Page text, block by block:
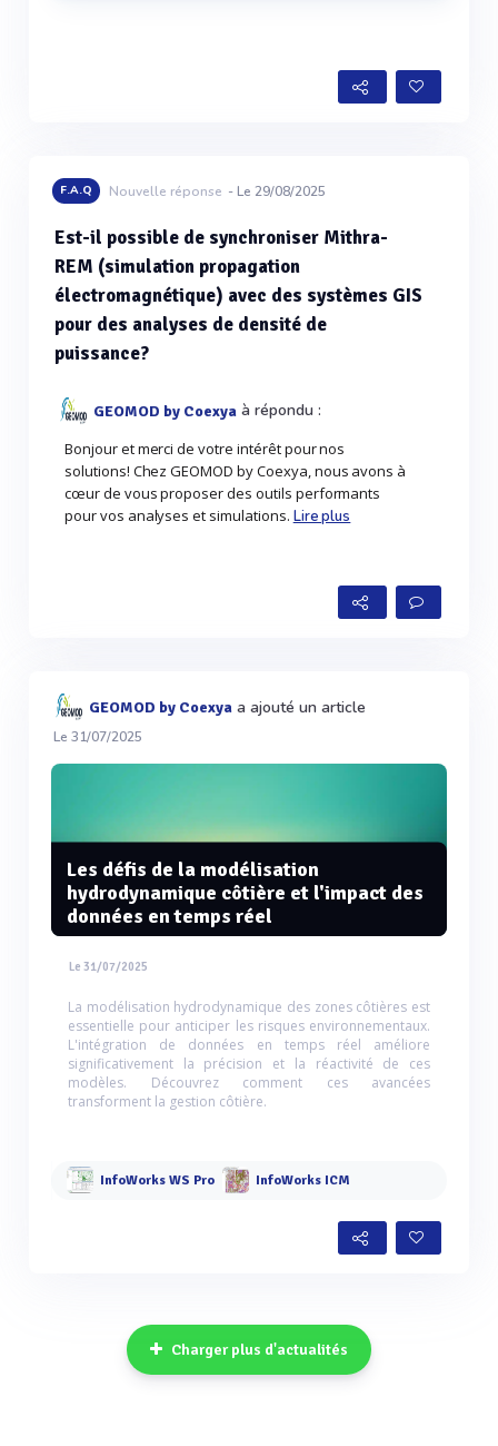
F.A.Q Nouvelle réponse - Le 29/08/2025
Est-il possible de synchroniser Mithra-
REM (simulation propagation
électromagnétique) avec des systèmes GIS
pour des analyses de densité de
puissance?
GEOMOD by Coexya à répondu :
Bonjour et merci de votre intérêt pour nos
solutions! Chez GEOMOD by Coexya, nous avons à
cœur de vous proposer des outils performants
pour vos analyses et simulations. Lire plus
GEOMOD by Coexya a ajouté un article
Le 31/07/2025
Les défis de la modélisation
hydrodynamique côtière et l'impact des
données en temps réel
Le 31/07/2025
La modélisation hydrodynamique des zones côtières est
essentielle pour anticiper les risques environnementaux.
L'intégration de données en temps réel améliore
significativement la précision et la réactivité de ces
modèles. Découvrez comment ces avancées
transforment la gestion côtière.
InfoWorks WS Pro InfoWorks ICM
Charger plus d'actualités